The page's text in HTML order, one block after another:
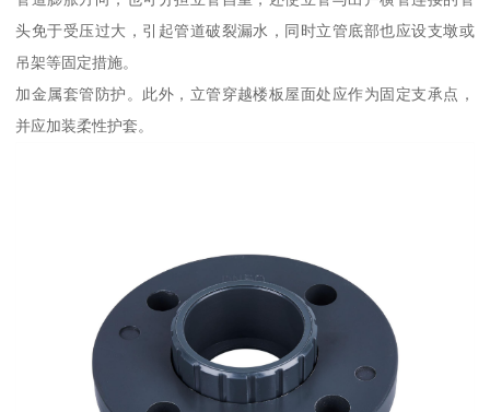
头免于受压过大，引起管道破裂漏水，同时立管底部也应设支墩或
吊架等固定措施。
加金属套管防护。此外，立管穿越楼板屋面处应作为固定支承点，
并应加装柔性护套。